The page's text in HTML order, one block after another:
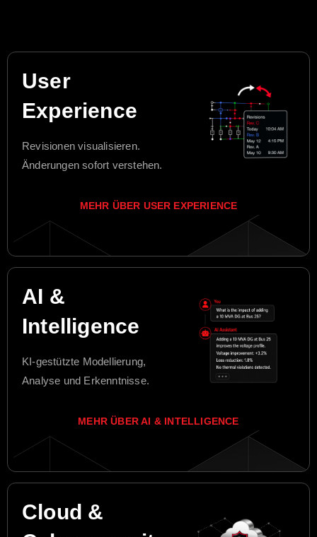
User
Experience
Revisionen visualisieren.
Änderungen sofort verstehen.
MEHR ÜBER USER EXPERIENCE
AI &
Intelligence
KI-gestützte Modellierung,
Analyse und Erkenntnisse.
MEHR ÜBER AI & INTELLIGENCE
Cloud &